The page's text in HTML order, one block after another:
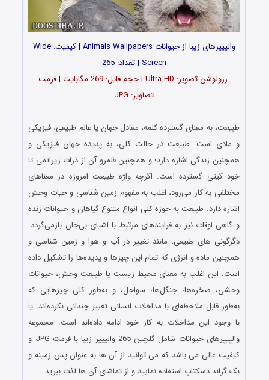
والپیپرهای زیبا از حیوانات Animals Wallpapers | کیفیت: Wide
Screen | تعداد: 265
رزولوشن تصویر: Ultra HD | حجم فایل: 269 مگابایت | فرمت
تصاویر: JPG
طبیعت، به معنای گسترده کلمه، معادل جهان یا عالم طبیعی، فیزیکی
و مادی است. طبیعت در حالت کلی، به پدیده جهان فیزیکی و
همچنین زندگی اشاره دارد؛ و همچنین قلمرو آن از ذرات زیراتمی تا
خود گیتی گسترده‌ است. اگرچه واژه طبیعت امروزه در معناهای
مختلفی به کار می‌رود، اغلب به مفهوم زمین‌ شناسی و حیات وحش
اشاره دارد. طبیعت به حوزه کلی انواع متنوع گیاهان و حیوانات زنده
و گاهی اوقات نیز به فرایندهای مرتبط با اشیای بی‌جان بازمی‌گردد.
دگرگونی‌ های طبیعی، مانند تغییر در آب‌ و هوا و زمین‌ شناسی و
همچنین ماده و انرژی که تمام این چیزها و پدیده‌ها را تشکیل داده‌
است. این اغلب به معنای محیط زیست یا طبیعت وحش، حیوانات
وحشی، صخره‌ها، جنگل‌ها، سواحل، و به‌طور کلی چیزهایی که
به‌طور قابل ملاحظه‌ای با مداخلات انسانی تغییر چندانی نکرده‌اند، یا
با وجود این مداخلات به کار خود ادامه داده‌اند است. مجموعه
والپیپرهای حیوانات شامل گلچین 265 والپیپر زیبا با فرمت JPG و
کیفیت عالی می باشد که می توانید از آن ها به عنوان پس زمینه و
بک گراند دسکتاپ استفاده نمایید و از تماشای آن ها لذت ببرید.